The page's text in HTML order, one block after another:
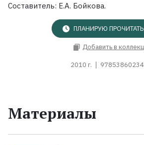
Составитель: Е.А. Бойкова.
ПЛАНИРУЮ ПРОЧИТАТЬ
Добавить в
2010 г.
Материалы